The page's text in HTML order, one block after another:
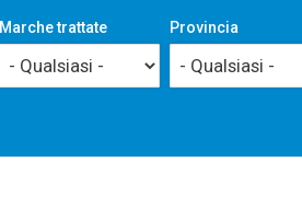
Marche trattate Provincia